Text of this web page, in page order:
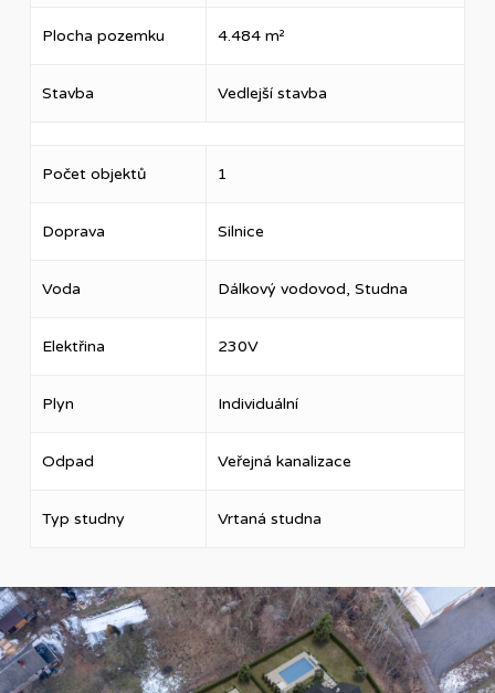
Plocha pozemku 4.484 m²
Stavba Vedlejší stavba
Počet objektů 1
Doprava Silnice
Voda Dálkový vodovod, Studna
Elektřina 230V
Plyn Individuální
Odpad Veřejná kanalizace
Typ studny Vrtaná studna